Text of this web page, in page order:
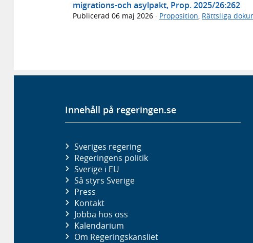
migrations-och asylpakt, Prop. 2025/26:262
Publicerad 06 maj 2026 · Proposition, Rättsliga
Innehåll på regeringen.se
Sveriges regering
Regeringens politik
Sverige i EU
Så styrs Sverige
Press
Kontakt
Jobba hos oss
Kalendarium
Om Regeringskansliet